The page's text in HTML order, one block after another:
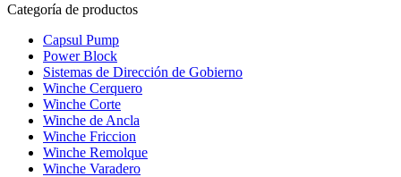
Categoría de productos
Capsul Pump
Power Block
Sistemas de Dirección de Gobierno
Winche Cerquero
Winche Corte
Winche de Ancla
Winche Friccion
Winche Remolque
Winche Varadero